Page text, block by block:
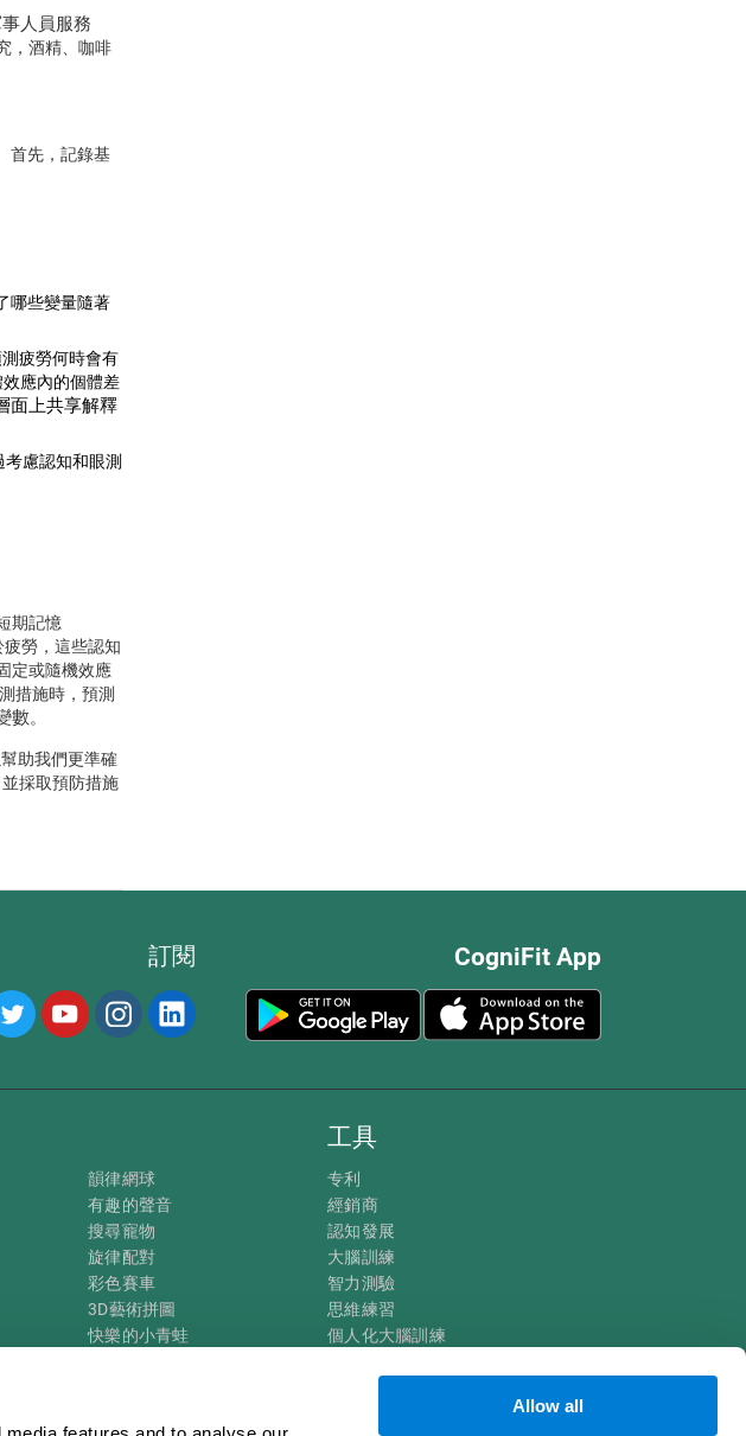
Allow all
人員服務
，酒精、咖啡
首先，記錄基
哪些變量隨著
疲勞何時會有
應內的個體差
面上共享解釋
慮認知和眼測
期記憶
勞，這些認知
定或隨機效應
措施時，預測
數。
助我們更準確
採取預防措施
CogniFit App
訂閱
韻律網球
有趣的聲音
搜尋寵物
旋律配對
彩色賽車
3D藝術拼圖
快樂的小青蛙
工具
专利
經銷商
認知發展
大腦訓練
智力測驗
思維練習
個人化大腦訓練